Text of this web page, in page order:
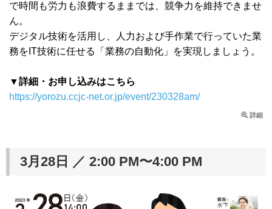
で時間も労力も浪費するままでは、競争力を維持できませ
ん。
デジタル技術を活用し、人力および手作業で行っていた業
務をIT技術に任せる「業務の自動化」を実現しましょう。
▼詳細・お申し込みはこちら
https://yorozu.ccjc-net.or.jp/event/230328am/
詳細
3月28日 ／ 2:00 PM〜4:00 PM